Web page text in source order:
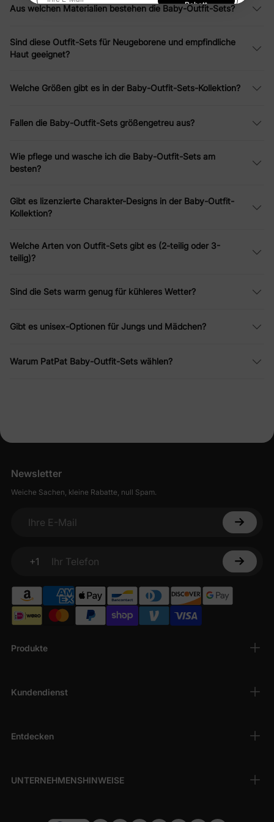
Entdecken Sie unsere neuesten Artikel und genießen Sie
Ihr Baby in trendige, erschwingliche Mode, die auffällt!
Aus welchen Materialien bestehen die Baby-Outfit-Sets?
Sind diese Outfit-Sets für Neugeborene und empfindliche
Haut geeignet?
Welche Größen gibt es in der Baby-Outfit-Sets-Kollektion?
Fallen die Baby-Outfit-Sets größengetreu aus?
Wie pflege und wasche ich die Baby-Outfit-Sets am
besten?
Gibt es lizenzierte Charakter-Designs in der Baby-Outfit-
Kollektion?
Welche Arten von Outfit-Sets gibt es (2-teilig oder 3-
teilig)?
Sind die Sets warm genug für kühleres Wetter?
Gibt es unisex-Optionen für Jungs und Mädchen?
Warum PatPat Baby-Outfit-Sets wählen?
Produkte
Kundendienst
Entdecken
UNTERNEHMENSHINWEISE
Newsletter
Weiche Sachen, kleine Rabatte, null Spam.
Ihre E-Mail
+1
Ihr Telefon
Ihre E-Mail
Rabatt
Datenschutzerklärung zu